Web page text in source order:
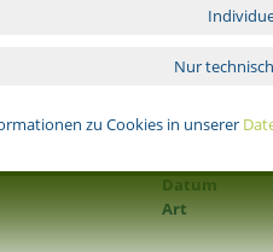
Unsere
in einer
Datum
Art
Nur
zu Cookies in unserer